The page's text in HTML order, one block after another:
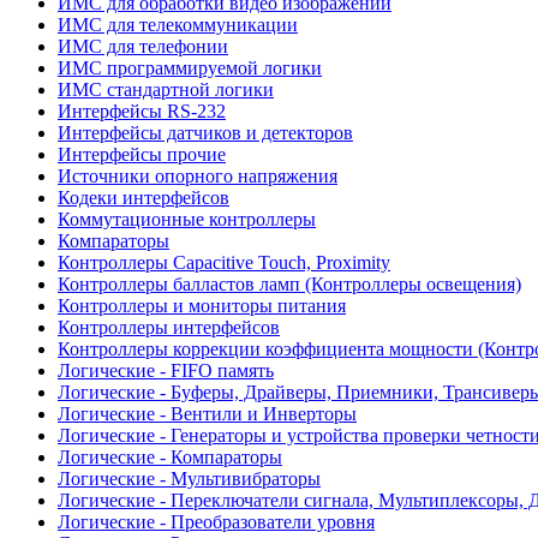
ИМС для телекоммуникации
ИМС для телефонии
ИМС программируемой логики
ИМС стандартной логики
Интерфейсы RS-232
Интерфейсы датчиков и детекторов
Интерфейсы прочие
Источники опорного напряжения
Кодеки интерфейсов
Коммутационные контроллеры
Компараторы
Контроллеры Capacitive Touch, Proximity
Контроллеры балластов ламп (Контроллеры освещения)
Контроллеры и мониторы питания
Контроллеры интерфейсов
Контроллеры коррекции коэффициента мощности
Логические - FIFO память
Логические - Буферы, Драйверы, Приемники,
Логические - Вентили и Инверторы
Логические - Генераторы и устройства проверки четности
Логические - Компараторы
Логические - Мультивибраторы
Логические - Переключатели сигнала, Мультиплексоры,
Логические - Преобразователи уровня